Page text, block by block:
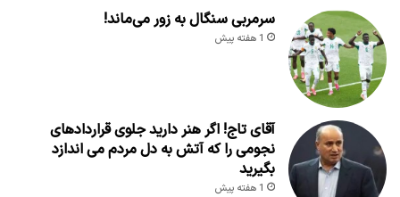
سرمربی سنگال به زور می‌ماند!
1 هفته پیش
آقای تاج! اگر هنر دارید جلوی قراردادهای
نجومی را که آتش به دل مردم می اندازد
بگیرید
1 هفته پیش